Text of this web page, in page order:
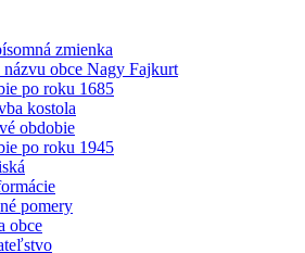
zmienka
obce Nagy Fajkurt
po roku 1685
kostola
obdobie
po roku 1945
pomery
obce